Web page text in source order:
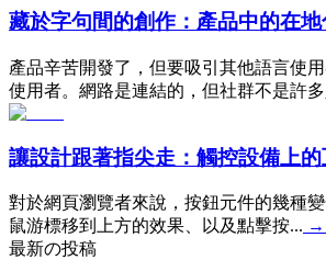
藏於字句間的創作：產品中的在
產品辛苦開發了，但要吸引其他語言使
使用者。網路是連結的，但社群不是許
讓設計跟著指尖走：觸控設備上
對於網頁瀏覽者來說，按鈕元件的幾種
鼠游標移到上方的效果、以及點擊按... →
最新の投稿